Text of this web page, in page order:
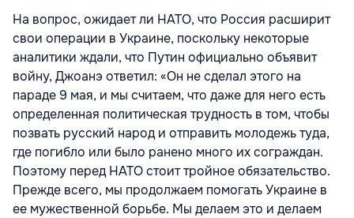
На вопрос, ожидает ли НАТО, что Россия расширит
свои операции в Украине, поскольку некоторые
аналитики ждали, что Путин официально объявит
войну, Джоанэ ответил: «Он не сделал этого на
параде 9 мая, и мы считаем, что даже для него есть
определенная политическая трудность в том, чтобы
позвать русский народ и отправить молодежь туда,
где погибло или было ранено много их сограждан.
Поэтому перед НАТО стоит тройное обязательство.
Прежде всего, мы продолжаем помогать Украине в
ее мужественной борьбе. Мы делаем это и делаем